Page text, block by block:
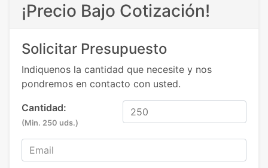
¡Precio Bajo Cotización!
Solicitar Presupuesto
Indiquenos la cantidad que necesite y nos
pondremos en contacto con usted.
Cantidad:
(Min. 250 uds.)